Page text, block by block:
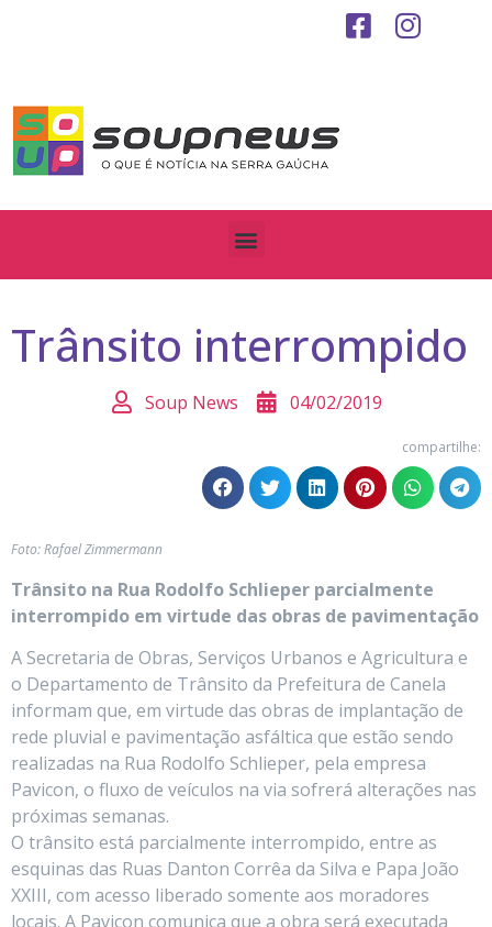
Trânsito interrompido
Soup News 04/02/2019
compartilhe:
Foto: Rafael Zimmermann
Trânsito na Rua Rodolfo Schlieper parcialmente
interrompido em virtude das obras de pavimentação
A Secretaria de Obras, Serviços Urbanos e Agricultura e
o Departamento de Trânsito da Prefeitura de Canela
informam que, em virtude das obras de implantação de
rede pluvial e pavimentação asfáltica que estão sendo
realizadas na Rua Rodolfo Schlieper, pela empresa
Pavicon, o fluxo de veículos na via sofrerá alterações nas
próximas semanas.
O trânsito está parcialmente interrompido, entre as
esquinas das Ruas Danton Corrêa da Silva e Papa João
XXIII, com acesso liberado somente aos moradores
locais. A Pavicon comunica que a obra será executada